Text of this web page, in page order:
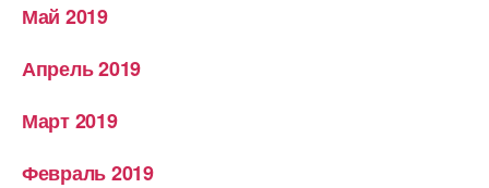
Май 2019
Апрель 2019
Март 2019
Февраль 2019